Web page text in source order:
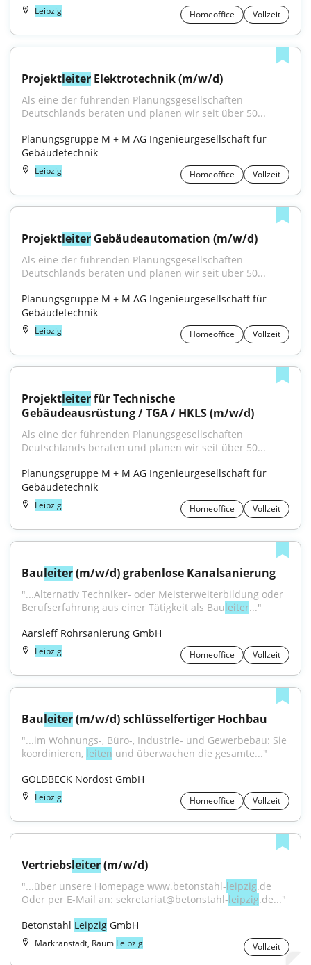
Leipzig Homeoffice Vollzeit
Projektleiter Elektrotechnik (m/w/d)
Als eine der führenden Planungsgesellschaften
Deutschlands beraten und planen wir seit über 50...
Planungsgruppe M + M AG Ingenieurgesellschaft für
Gebäudetechnik
Leipzig Homeoffice Vollzeit
Projektleiter Gebäudeautomation (m/w/d)
Als eine der führenden Planungsgesellschaften
Deutschlands beraten und planen wir seit über 50...
Planungsgruppe M + M AG Ingenieurgesellschaft für
Gebäudetechnik
Leipzig Homeoffice Vollzeit
Projektleiter für Technische
Gebäudeausrüstung / TGA / HKLS (m/w/d)
Als eine der führenden Planungsgesellschaften
Deutschlands beraten und planen wir seit über 50...
Planungsgruppe M + M AG Ingenieurgesellschaft für
Gebäudetechnik
Leipzig Homeoffice Vollzeit
Bauleiter (m/w/d) grabenlose Kanalsanierung
"...Alternativ Techniker- oder Meister­weiterbildung oder
Berufs­erfahrung aus einer Tätig­keit als Bau­leiter..."
Aarsleff Rohrsanierung GmbH
Leipzig Homeoffice Vollzeit
Bauleiter (m/w/d) schlüsselfertiger Hochbau
"...im Wohnungs-, Büro-, Industrie- und Gewerbebau: Sie
koordinieren, leiten und überwachen die gesamte..."
GOLDBECK Nordost GmbH
Leipzig Homeoffice Vollzeit
Vertriebsleiter (m/w/d)
"...über unsere Homepage www.betonstahl-leipzig.de
Oder per E-Mail an: sekretariat@betonstahl-leipzig.de..."
Betonstahl Leipzig GmbH
Markranstädt, Raum Leipzig Vollzeit